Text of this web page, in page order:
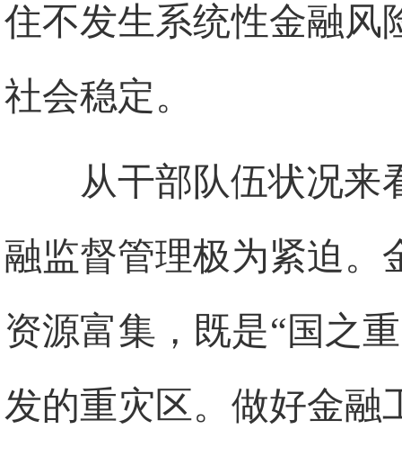
住不发生系统性金融风
社会稳定。
从干部队伍状况来
融监督管理极为紧迫。
资源富集，既是“国之
发的重灾区。做好金融